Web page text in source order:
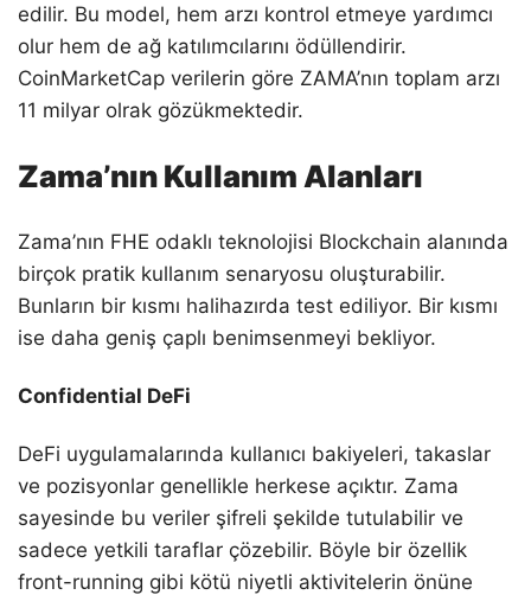
edilir. Bu model, hem arzı kontrol etmeye yardımcı
olur hem de ağ katılımcılarını ödüllendirir.
CoinMarketCap verilerin göre ZAMA’nın toplam arzı
11 milyar olrak gözükmektedir.
Zama’nın Kullanım Alanları
Zama’nın FHE odaklı teknolojisi Blockchain alanında
birçok pratik kullanım senaryosu oluşturabilir.
Bunların bir kısmı halihazırda test ediliyor. Bir kısmı
ise daha geniş çaplı benimsenmeyi bekliyor.
Confidential DeFi
DeFi uygulamalarında kullanıcı bakiyeleri, takaslar
ve pozisyonlar genellikle herkese açıktır. Zama
sayesinde bu veriler şifreli şekilde tutulabilir ve
sadece yetkili taraflar çözebilir. Böyle bir özellik
front-running gibi kötü niyetli aktivitelerin önüne